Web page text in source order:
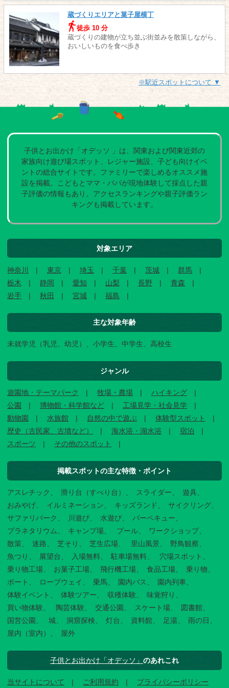
蔵づくりエリアと菓子屋横丁
徒歩 10 分
蔵づくりの建物が立ち並ぶ街並みを散策しながら、
おいしいものを食べ歩き
※駅近スポットについて ▼
子供とお出かけ「オデッソ 」は、関東および関東近郊の
家族向け遊び場スポット、レジャー施設、子ども向けイベ
ントの総合サイトです。ファミリーで楽しめるオススメ施
設を掲載。こどもとママ・パパが現地体験して採点した親
子評価の情報もあり。アクセスランキングや親子評価ラン
キングも掲載しています。
対象エリア
神奈川 東京 埼玉 千葉 茨城
群馬
栃木
静岡 愛知 山梨 長野
青森
岩手
秋田 宮城 福島
主な対象年齢
未就学児（乳児、幼児）、小学生、中学生、高校生
ジャンル
遊園地・テーマパーク 牧場・農場
ハイキング
公園
博物館・科学館など
工場見学・社会見学
動物園
水族館 自然の中で遊ぶ
体験型スポット
歴史（古民家、古墳など）
海水浴・湖水浴
宿泊
スポーツ
その他のスポット
掲載スポットの主な特徴・ポイント
アスレチック 滑り台（すべり台） スライダー
遊具
おみやげ
イルミネーション キッズランド
サイクリング
サファリパーク
川遊び 水遊び
バーベキュー
プラネタリウム
キャンプ場 プール
ワークショップ
散策
迷路 芝そり 芝生広場 里山風景
野鳥観察
魚つり
展望台 入場無料 駐車場無料
穴場スポット
乗り物工場
お菓子工場 飛行機工場 食品工場
乗り物
ボート
ロープウェイ 乗馬 園内バス
園内列車
体験イベント
体験ツアー 収穫体験
味覚狩り
買い物体験
陶芸体験 交通公園 スケート場
図書館
国営公園
城 洞窟探検 灯台 資料館 足湯
雨の日
屋内（室内）
屋外
子供とお出かけ「オデッソ」 のあれこれ
当サイトについて ご利用規約 プライバシーポリシー